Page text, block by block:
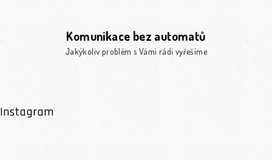
Komunikace bez automatů
Jakýkoliv problém s Vámi rádi vyřešíme
Instagram